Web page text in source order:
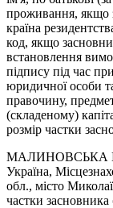
проживання, якщо
країна
код, якщо
встановлення
підпису під час
юридичної особи
правочину,
(складеному)
розмір частки
МАЛИНОВСЬКА
Україна,
обл., місто
частки